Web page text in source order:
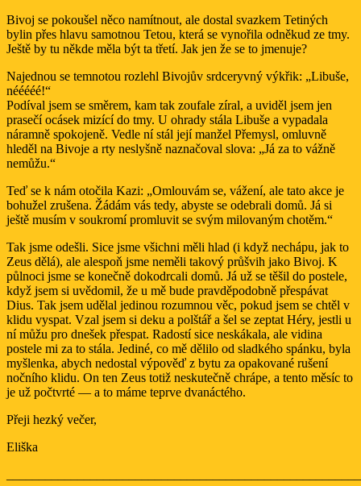
Bivoj se pokoušel něco namítnout, ale dostal svazkem Tetiných
bylin přes hlavu samotnou Tetou, která se vynořila odněkud ze tmy.
Ještě by tu někde měla být ta třetí. Jak jen že se to jmenuje?
Najednou se temnotou rozlehl Bivojův srdceryvný výkřik: „Libuše,
nééééé!“
Podíval jsem se směrem, kam tak zoufale zíral, a uviděl jsem jen
prasečí ocásek mizící do tmy. U ohrady stála Libuše a vypadala
náramně spokojeně. Vedle ní stál její manžel Přemysl, omluvně
hleděl na Bivoje a rty neslyšně naznačoval slova: „Já za to vážně
nemůžu.“
Teď se k nám otočila Kazi: „Omlouvám se, vážení, ale tato akce je
bohužel zrušena. Žádám vás tedy, abyste se odebrali domů. Já si
ještě musím v soukromí promluvit se svým milovaným chotěm.“
Tak jsme odešli. Sice jsme všichni měli hlad (i když nechápu, jak to
Zeus dělá), ale alespoň jsme neměli takový průšvih jako Bivoj. K
půlnoci jsme se konečně dokodrcali domů. Já už se těšil do postele,
když jsem si uvědomil, že u mě bude pravděpodobně přespávat
Dius. Tak jsem udělal jedinou rozumnou věc, pokud jsem se chtěl v
klidu vyspat. Vzal jsem si deku a polštář a šel se zeptat Héry, jestli u
ní můžu pro dnešek přespat. Radostí sice neskákala, ale vidina
postele mi za to stála. Jediné, co mě dělilo od sladkého spánku, byla
myšlenka, abych nedostal výpověď z bytu za opakované rušení
nočního klidu. On ten Zeus totiž neskutečně chrápe, a tento měsíc to
je už počtvrté — a to máme teprve dvanáctého.
Přeji hezký večer,
Eliška